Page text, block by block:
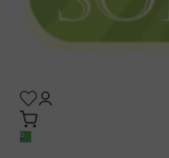
0